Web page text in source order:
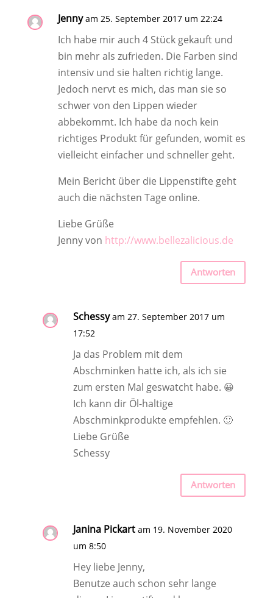
Jenny am 25. September 2017 um 22:24
Ich habe mir auch 4 Stück gekauft und
bin mehr als zufrieden. Die Farben sind
intensiv und sie halten richtig lange.
Jedoch nervt es mich, das man sie so
schwer von den Lippen wieder
abbekommt. Ich habe da noch kein
richtiges Produkt für gefunden, womit es
vielleicht einfacher und schneller geht.
Mein Bericht über die Lippenstifte geht
auch die nächsten Tage online.
Liebe Grüße
Jenny von http://www.bellezalicious.de
Antworten
Schessy am 27. September 2017 um
17:52
Ja das Problem mit dem
Abschminken hatte ich, als ich sie
zum ersten Mal geswatcht habe. 😀
Ich kann dir Öl-haltige
Abschminkprodukte empfehlen. 🙂
Liebe Grüße
Schessy
Antworten
Janina Pickart am 19. November 2020
um 8:50
Hey liebe Jenny,
Benutze auch schon sehr lange